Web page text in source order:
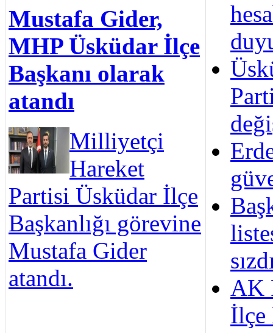
Mustafa Gider,
MHP Üsküdar İlçe
Başkanı olarak
atandı
Milliyetçi
Hareket
Partisi Üsküdar İlçe
Başkanlığı görevine
Mustafa Gider
atandı.
AK
İlçe